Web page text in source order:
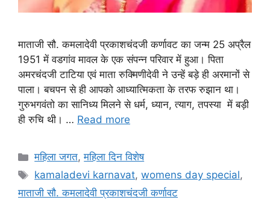
माताजी सौ. कमलादेवी प्रकाशचंदजी कर्णावट का जन्म 25 अप्रैल
1951 में वडगांव मावल के एक संपन्न परिवार में हुआ। पिता
अमरचंदजी टाटिया एवं माता रुक्मिणीदेवी ने उन्हें बड़े ही अरमानों से
पाला। बचपन से ही आपको आध्यात्मिकता के तरफ रुझान था।
गुरुभगवंतो का सानिध्य मिलने से धर्म, ध्यान, त्याग, तपस्या में बड़ी
ही रुचि थी। … Read more
Categories
महिला जगत,महिला दिन विशेष
Tags
kamaladevi karnavat,womens day special,
माताजी सौ. कमलादेवी प्रकाशचंदजी कर्णावट